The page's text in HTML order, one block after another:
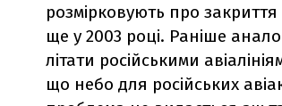
розмірковують про
ще у 2003 році. Раніше
літати російськими
що небо для російських